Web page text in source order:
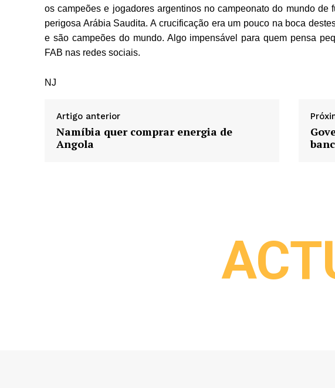
os campeões e jogadores argentinos no campeonato do mundo
perigosa Arábia Saudita. A crucificação era um pouco na boca
e são campeões do mundo. Algo impensável para quem pensa
FAB nas redes sociais.
NJ
Artigo anterior
Namíbia quer comprar energia de
Angola